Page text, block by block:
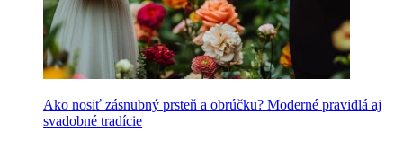
Ako nosiť zásnubný prsteň a obrúčku? Moderné pravidlá aj
svadobné tradície